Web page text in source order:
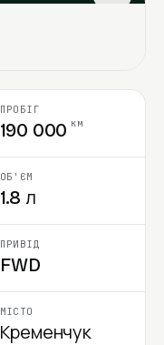
ПРОБІГ
190 000 км
ОБ'ЄМ
1.8 л
ПРИВІД
FWD
МІСТО
Кременчук